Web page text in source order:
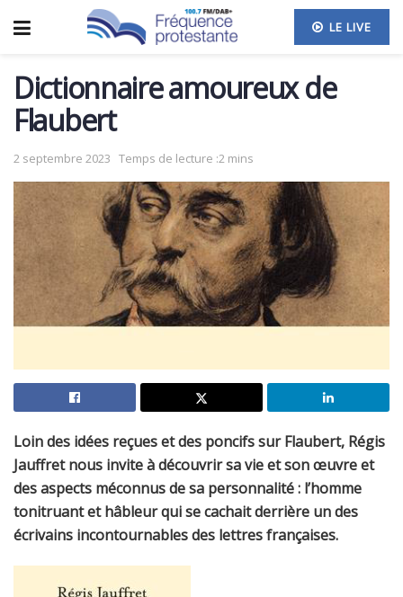
LE LIVE
Dictionnaire amoureux de
Flaubert
2 septembre 2023 Temps de lecture :2 mins
Loin des idées reçues et des poncifs sur Flaubert, Régis
Jauffret nous invite à découvrir sa vie et son œuvre et
des aspects méconnus de sa personnalité : l’homme
tonitruant et hâbleur qui se cachait derrière un des
écrivains incontournables des lettres françaises.